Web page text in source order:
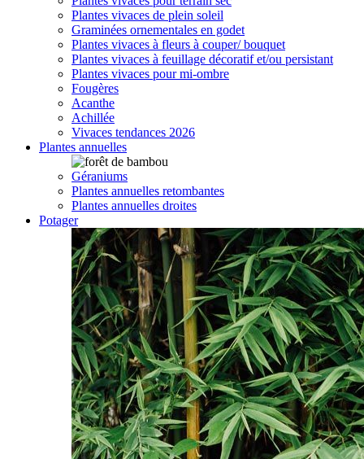
Plantes vivaces de plein soleil
Graminées ornementales en godet
Plantes vivaces à fleurs à couper/ bouquet
Plantes vivaces à feuillage décoratif et/ou persistant
Plantes vivaces pour mi-ombre
Fougères
Acanthe
Achillée
Vivaces tendances 2026
Plantes annuelles
Géraniums
Plantes annuelles retombantes
Plantes annuelles droites
Potager